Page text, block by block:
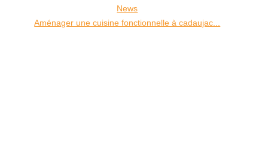
News
Aménager une cuisine fonctionnelle à cadaujac...